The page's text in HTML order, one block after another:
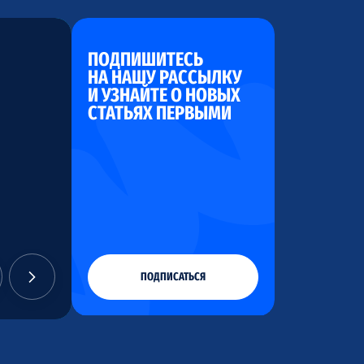
ПОДПИШИТЕСЬ
НА НАШУ РАССЫЛКУ
И УЗНАЙТЕ О НОВЫХ
СТАТЬЯХ ПЕРВЫМИ
ПОДПИСАТЬСЯ